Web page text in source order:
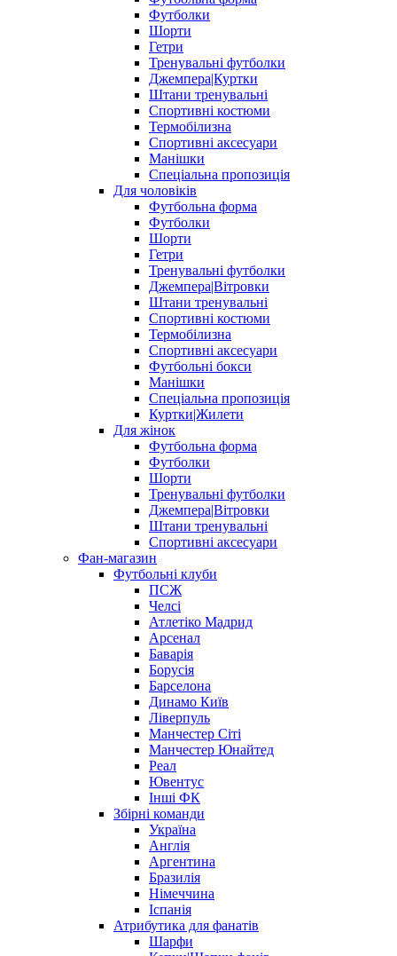
Футболки
Шорти
Гетри
Тренувальні футболки
Джемпера|Куртки
Штани тренувальні
Спортивні костюми
Термобілизна
Спортивні аксесуари
Манішки
Спеціальна пропозиція
Для чоловіків
Футбольна форма
Футболки
Шорти
Гетри
Тренувальні футболки
Джемпера|Вітровки
Штани тренувальні
Спортивні костюми
Термобілизна
Спортивні аксесуари
Футбольні бокси
Манішки
Спеціальна пропозиція
Куртки|Жилети
Для жінок
Футбольна форма
Футболки
Шорти
Тренувальні футболки
Джемпера|Вітровки
Штани тренувальні
Спортивні аксесуари
Фан-магазин
Футбольні клуби
ПСЖ
Челсі
Атлетіко Мадрид
Арсенал
Баварія
Борусія
Барселона
Динамо Київ
Ліверпуль
Манчестер Сіті
Манчестер Юнайтед
Реал
Ювентус
Інші ФК
Збірні команди
Україна
Англія
Аргентина
Бразилія
Німеччина
Іспанія
Атрибутика для фанатів
Шарфи